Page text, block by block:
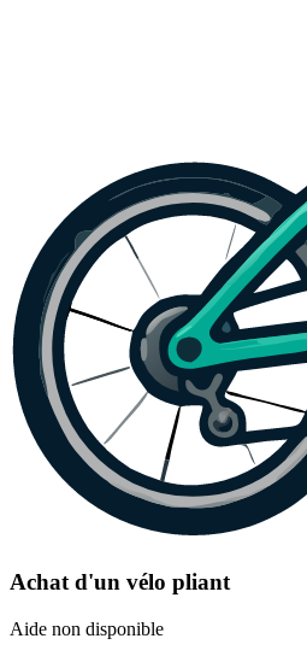
Achat d'un vélo pliant
Aide non disponible